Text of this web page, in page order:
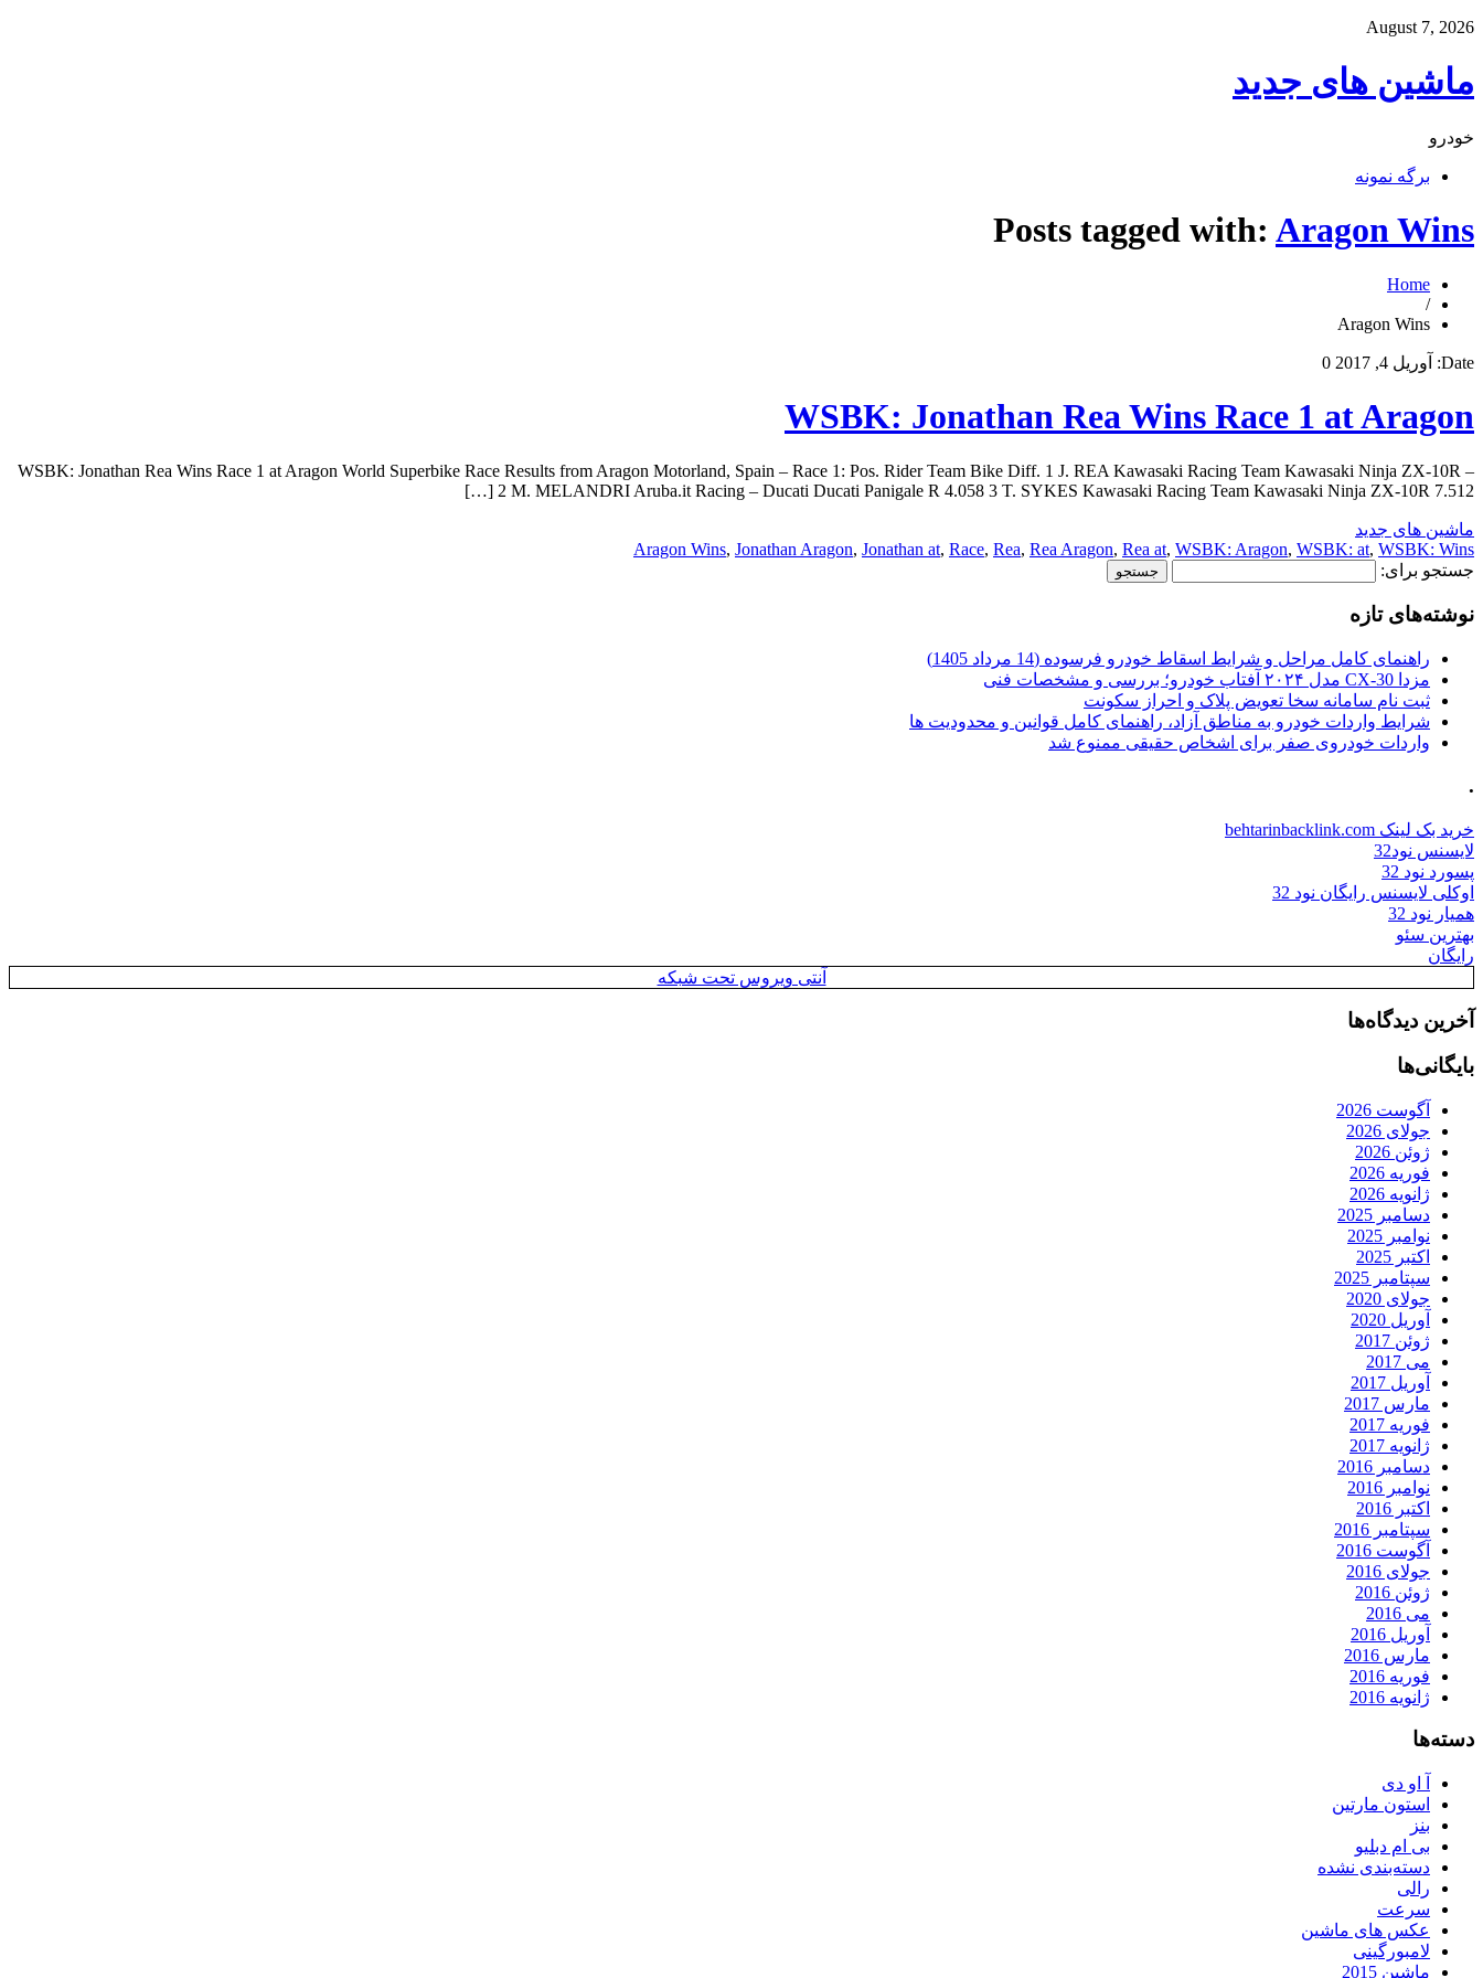
August 7, 2026
ماشین های جدید
خودرو
برگه نمونه
Posts tagged with: Aragon Wins
Home
/
Aragon Wins
Date: آوریل 4, 2017 0
WSBK: Jonathan Rea Wins Race 1 at Aragon
WSBK: Jonathan Rea Wins Race 1 at Aragon World Superbike Race Results from Aragon Motorland, Spain – Race 1: Pos. Rider Team Bike Diff. 1 J. REA Kawasaki Racing Team Kawasaki Ninja ZX-10R –
2 M. MELANDRI Aruba.it Racing – Ducati Ducati Panigale R 4.058 3 T. SYKES Kawasaki Racing Team Kawasaki Ninja ZX-10R 7.512 […]
ماشین های جدید
Aragon Wins, Jonathan Aragon, Jonathan at, Race, Rea, Rea Aragon, Rea at, WSBK: Aragon, WSBK: at, WSBK: Wins
جستجو برای:
نوشته‌های تازه
راهنمای کامل مراحل و شرایط اسقاط خودرو فرسوده (14 مرداد 1405)
مزدا CX-30 مدل ۲۰۲۴ آفتاب خودرو؛ بررسی و مشخصات فنی
ثبت نام سامانه سخا تعویض پلاک و احراز سکونت
شرایط واردات خودرو به مناطق آزاد، راهنمای کامل قوانین و محدودیت ها
واردات خودروی صفر برای اشخاص حقیقی ممنوع شد
.
خرید بک لینک behtarinbacklink.com
لایسنس نود32
پسورد نود 32
اوکلی لایسنس رایگان نود 32
همیار نود 32
بهترین سئو
رایگان
آنتی ویروس تحت شبکه
آخرین دیدگاه‌ها
بایگانی‌ها
آگوست 2026
جولای 2026
ژوئن 2026
فوریه 2026
ژانویه 2026
دسامبر 2025
نوامبر 2025
اکتبر 2025
سپتامبر 2025
جولای 2020
آوریل 2020
ژوئن 2017
می 2017
آوریل 2017
مارس 2017
فوریه 2017
ژانویه 2017
دسامبر 2016
نوامبر 2016
اکتبر 2016
سپتامبر 2016
آگوست 2016
جولای 2016
ژوئن 2016
می 2016
آوریل 2016
مارس 2016
فوریه 2016
ژانویه 2016
دسته‌ها
آ او دی
استون مارتین
بنز
بی ام دبلیو
دسته‌بندی نشده
رالی
سرعت
عکس های ماشین
لامبورگینی
ماشین 2015